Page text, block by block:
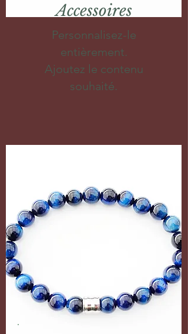
Accessoires
Personnalisez-le
entièrement.
Ajoutez le contenu
souhaité.